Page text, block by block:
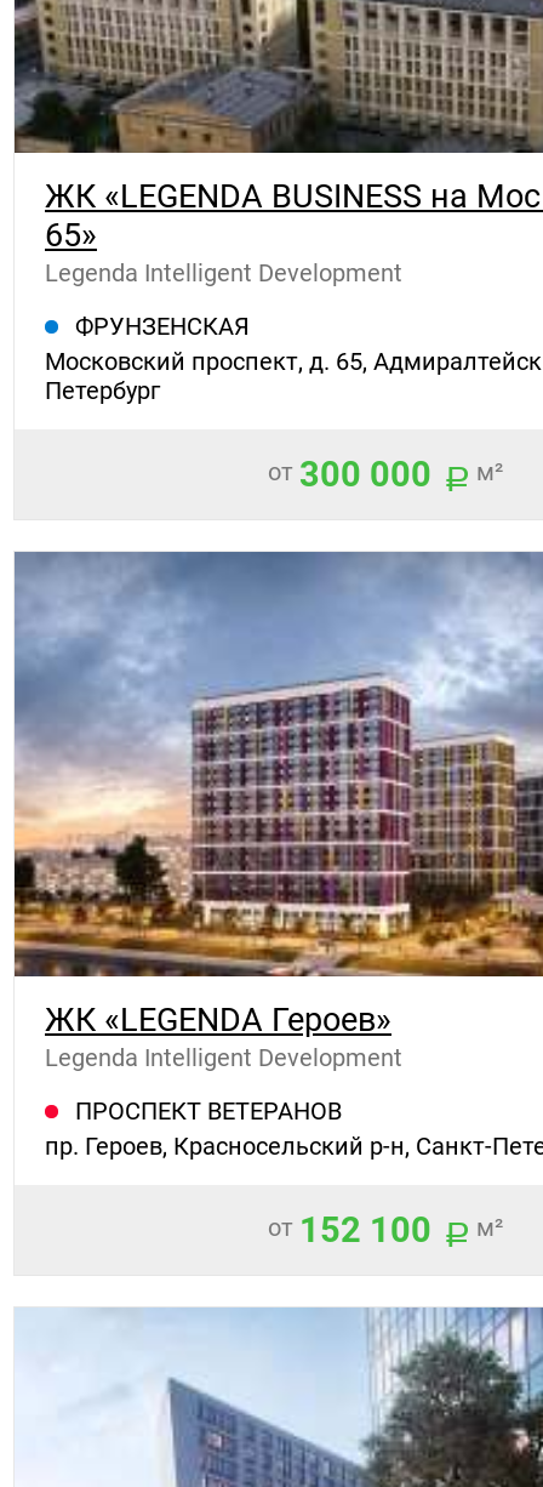
ЖК «LEGENDA BUSINESS на
65»
Legenda Intelligent Development
ФРУНЗЕНСКАЯ
Московский проспект, д. 65,
Петербург
от 300 000 м²
ЖК «LEGENDA Героев»
Legenda Intelligent Development
ПРОСПЕКТ ВЕТЕРАНОВ
пр. Героев, Красносельский р-н, Санкт-
от 152 100 м²